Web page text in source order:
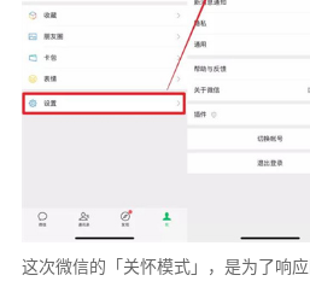
这次微信的「关怀模式」，是为了响